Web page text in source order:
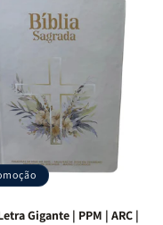
Bíblia
Livro
-
um
panorama
completo
dos
da
Gigante | PPM | ARC |